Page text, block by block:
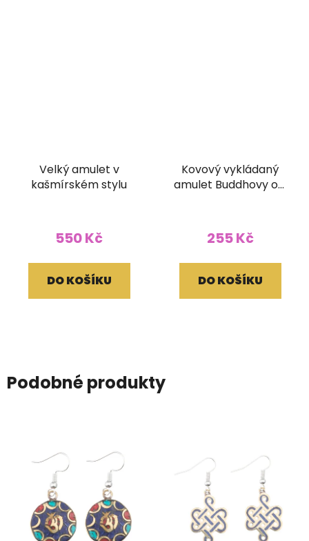
Velký amulet v
kašmírském stylu
550 Kč
DO KOŠÍKU
Kovový vykládaný
amulet Buddhovy oči
255 Kč
DO KOŠÍKU
Podobné produkty